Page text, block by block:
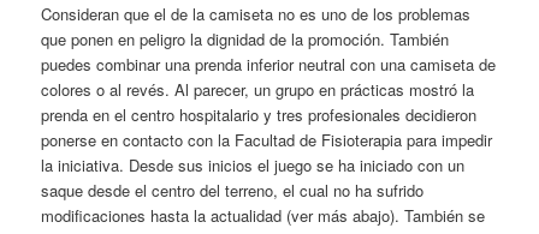
Consideran que el de la camiseta no es uno de los problemas
que ponen en peligro la dignidad de la promoción. También
puedes combinar una prenda inferior neutral con una camiseta de
colores o al revés. Al parecer, un grupo en prácticas mostró la
prenda en el centro hospitalario y tres profesionales decidieron
ponerse en contacto con la Facultad de Fisioterapia para impedir
la iniciativa. Desde sus inicios el juego se ha iniciado con un
saque desde el centro del terreno, el cual no ha sufrido
modificaciones hasta la actualidad (ver más abajo). También se